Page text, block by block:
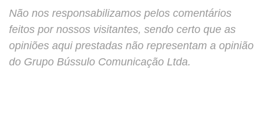
Não nos responsabilizamos pelos comentários
feitos por nossos visitantes, sendo certo que as
opiniões aqui prestadas não representam a opinião
do Grupo Bússulo Comunicação Ltda.